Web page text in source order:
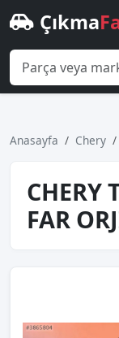
Çıkma
Anasayfa Chery
CHERY
FAR